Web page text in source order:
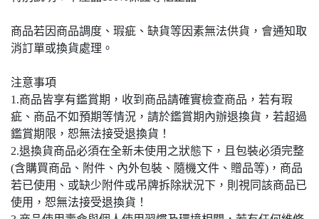
商品若因商品調度、瑕疵、缺貨等因素無法供貨，會通知取
消訂單或換貨處理。
注意事項
1.商品皆享有鑑賞期，收到商品請確實檢查商品，若有瑕
疵、商品不如預期等情況，請於鑑賞期內辦退換貨，若超過
鑑賞期限，恕無法接受退換貨！
2.退換貨商品必須在全新未使用之狀態下，且包裝必須完整
(含購買商品、附件、內外包裝、隨機文件、贈品等)，商品
若已使用、或缺少附件或吊牌拆除狀況下，則視同該商品已
使用，恕無法接受退換貨！